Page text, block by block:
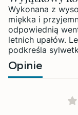
Wykonana z
miękka i
odpowiednią
letnich upałów.
podkreśla
Opinie